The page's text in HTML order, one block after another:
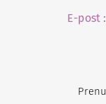
E-post :